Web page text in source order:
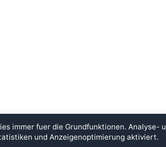
immer fuer die Grundfunktionen. Analyse-
und Anzeigenoptimierung aktiviert.